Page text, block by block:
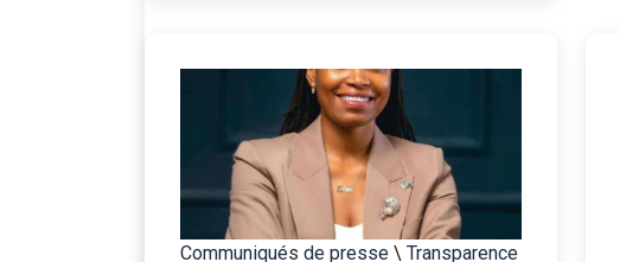
Communiqués de presse \ Transparence